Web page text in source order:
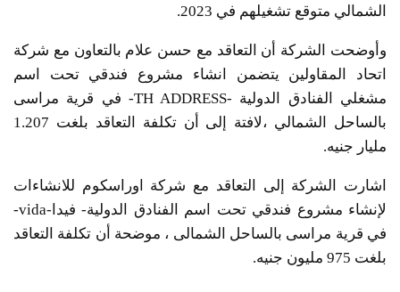
الشمالي متوقع تشغيلهم في 2023.
وأوضحت الشركة أن التعاقد مع حسن علام بالتعاون مع شركة
اتحاد المقاولين يتضمن انشاء مشروع فندقي تحت اسم
مشغلي الفنادق الدولية -TH ADDRESS- في قرية مراسى
بالساحل الشمالي ،لافتة إلى أن تكلفة التعاقد بلغت 1.207
مليار جنيه.
اشارت الشركة إلى التعاقد مع شركة اوراسكوم للانشاءات
لإنشاء مشروع فندقي تحت اسم الفنادق الدولية- فيدا-vida-
في قرية مراسى بالساحل الشمالى ، موضحة أن تكلفة التعاقد
بلغت 975 مليون جنيه.